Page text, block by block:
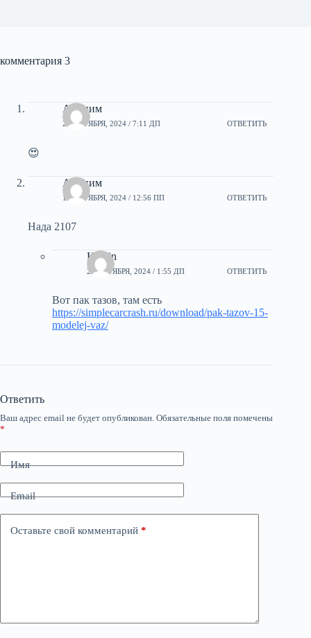
комментария 3
Аноним
29 ОКТЯБРЯ, 2024 / 7:11 ДП ОТВЕТИТЬ
😍
Аноним
17 ОКТЯБРЯ, 2024 / 12:56 ПП ОТВЕТИТЬ
Нада 2107
Kamin
21 ОКТЯБРЯ, 2024 / 1:55 ДП ОТВЕТИТЬ
Вот пак тазов, там есть
https://simplecarcrash.ru/download/pak-tazov-15-
modelej-vaz/
Ответить
Ваш адрес email не будет опубликован. Обязательные поля помечены
*
Имя
Email
Оставьте свой комментарий *